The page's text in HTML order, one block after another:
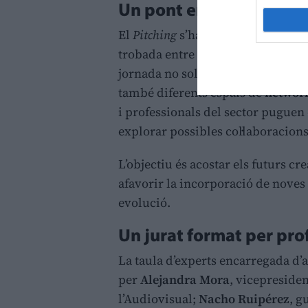
Un pont entre la
El Pitching s’ha consolidat amb
trobada entre l’àmbit
jornada no sols inclourà la
també diferents espais de
i professionals del sector
explorar possibles
L’objectiu és acostar els futurs
afavorir la incorporació de
evolució.
Un jurat format per
La taula d’experts encarregada
perAlejandra Mora,
l’Audiovisual; Nacho Ruipérez,